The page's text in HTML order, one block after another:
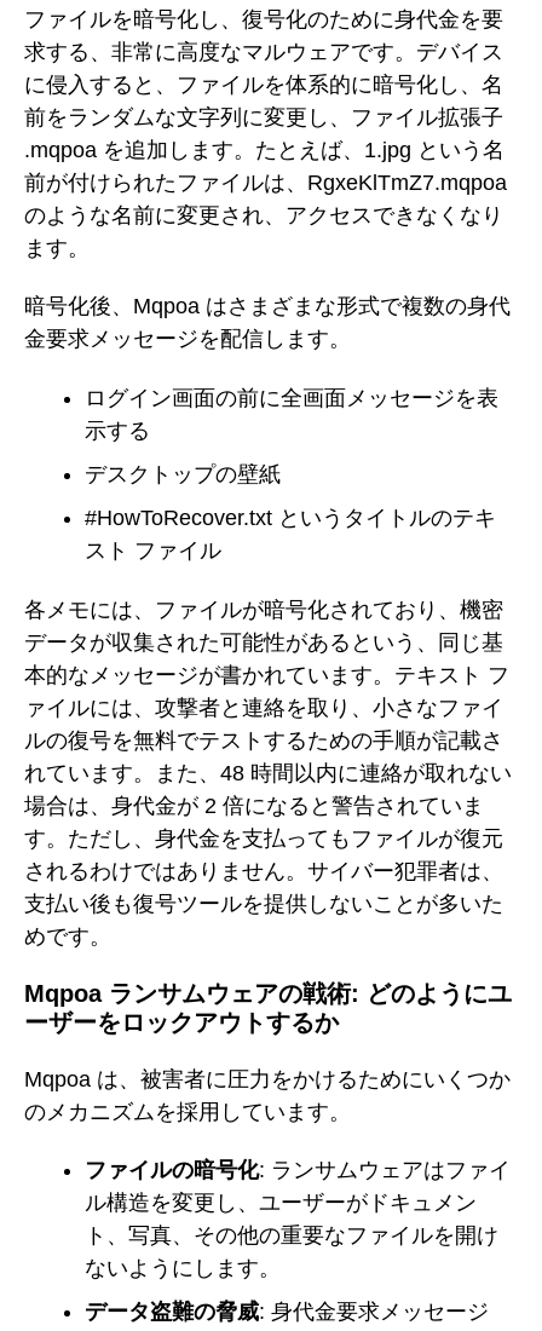
ファイルを暗号化し、復号化のために身代金を要
求する、非常に高度なマルウェアです。デバイス
に侵入すると、ファイルを体系的に暗号化し、名
前をランダムな文字列に変更し、ファイル拡張子
.mqpoa を追加します。たとえば、1.jpg という名
前が付けられたファイルは、RgxeKlTmZ7.mqpoa
のような名前に変更され、アクセスできなくなり
ます。
暗号化後、Mqpoa はさまざまな形式で複数の身代
金要求メッセージを配信します。
ログイン画面の前に全画面メッセージを表
示する
デスクトップの壁紙
#HowToRecover.txt というタイトルのテキ
スト ファイル
各メモには、ファイルが暗号化されており、機密
データが収集された可能性があるという、同じ基
本的なメッセージが書かれています。テキスト フ
ァイルには、攻撃者と連絡を取り、小さなファイ
ルの復号を無料でテストするための手順が記載さ
れています。また、48 時間以内に連絡が取れない
場合は、身代金が 2 倍になると警告されていま
す。ただし、身代金を支払ってもファイルが復元
されるわけではありません。サイバー犯罪者は、
支払い後も復号ツールを提供しないことが多いた
めです。
Mqpoa ランサムウェアの戦術: どのようにユ
ーザーをロックアウトするか
Mqpoa は、被害者に圧力をかけるためにいくつか
のメカニズムを採用しています。
ファイルの暗号化: ランサムウェアはファイ
ル構造を変更し、ユーザーがドキュメン
ト、写真、その他の重要なファイルを開け
ないようにします。
データ盗難の脅威: 身代金要求メッセージ